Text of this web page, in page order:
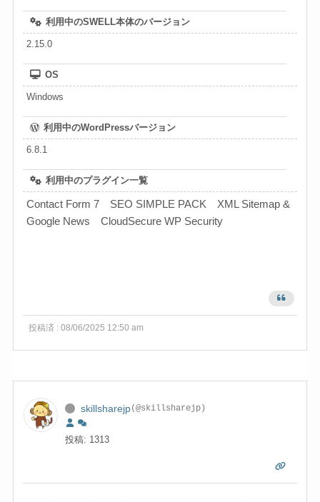
利用中のSWELL本体のバージョン
2.15.0
OS
Windows
利用中のWordPressバージョン
6.8.1
利用中のプラグイン一覧
Contact Form 7 SEO SIMPLE PACK XML Sitemap &
Google News CloudSecure WP Security
投稿済 : 08/06/2025 12:50 am
skillsharejp(@skillsharejp)
投稿: 1313